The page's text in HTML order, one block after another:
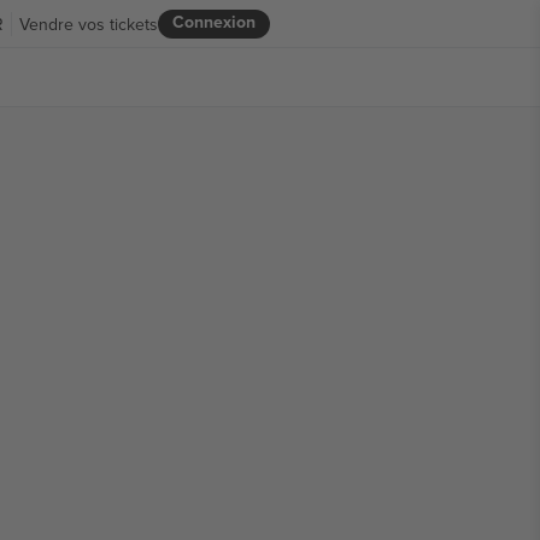
Connexion
Vendre vos tickets